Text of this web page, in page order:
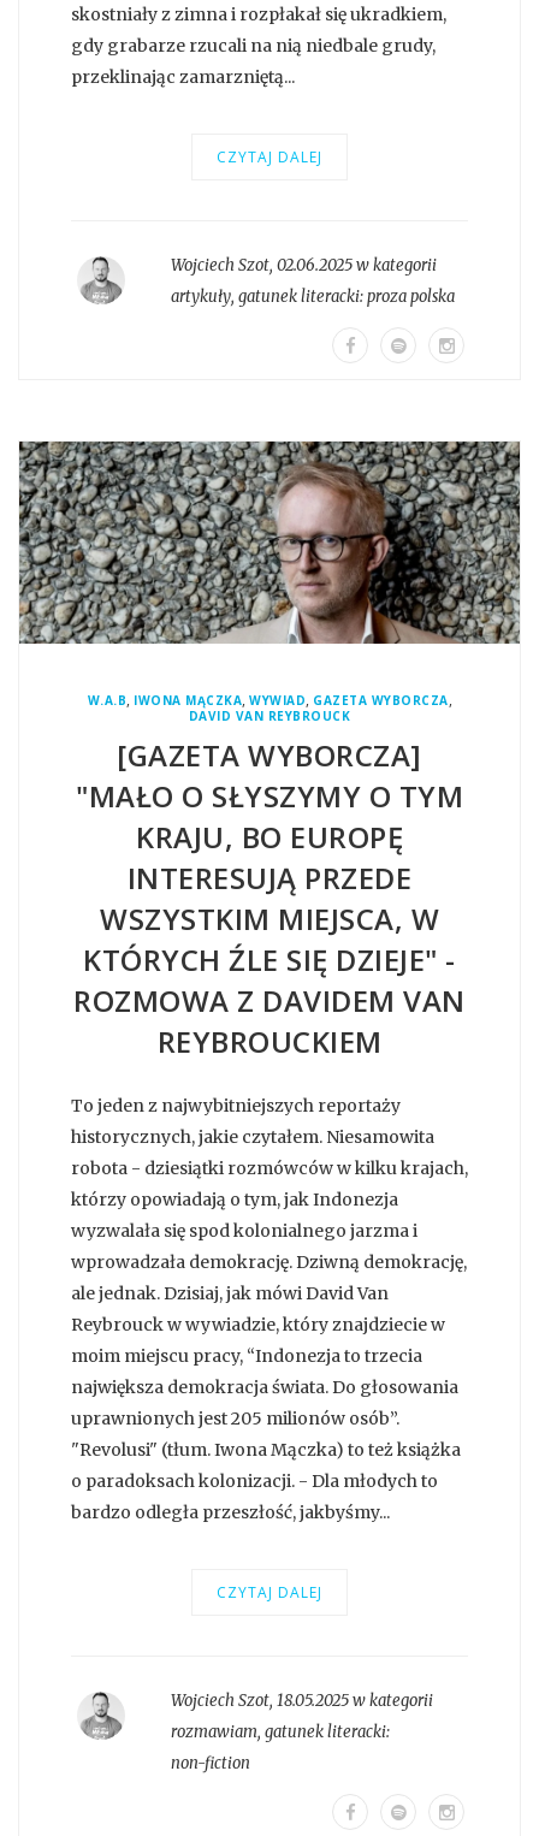
skostniały z zimna i rozpłakał się ukradkiem,
gdy grabarze rzucali na nią niedbale grudy,
przeklinając zamarzniętą...
CZYTAJ DALEJ
Wojciech Szot, 02.06.2025 w kategorii
artykuły, gatunek literacki:proza polska
W.A.B, IWONA MĄCZKA, WYWIAD, GAZETA WYBORCZA,
DAVID VAN REYBROUCK
[GAZETA WYBORCZA]
"MAŁO O SŁYSZYMY O TYM
KRAJU, BO EUROPĘ
INTERESUJĄ PRZEDE
WSZYSTKIM MIEJSCA, W
KTÓRYCH ŹLE SIĘ DZIEJE" -
ROZMOWA Z DAVIDEM VAN
REYBROUCKIEM
To jeden z najwybitniejszych reportaży
historycznych, jakie czytałem. Niesamowita
robota - dziesiątki rozmówców w kilku krajach,
którzy opowiadają o tym, jak Indonezja
wyzwalała się spod kolonialnego jarzma i
wprowadzała demokrację. Dziwną demokrację,
ale jednak. Dzisiaj, jak mówi David Van
Reybrouck w wywiadzie, który znajdziecie w
moim miejscu pracy, “Indonezja to trzecia
największa demokracja świata. Do głosowania
uprawnionych jest 205 milionów osób”.
"Revolusi" (tłum. Iwona Mączka) to też książka
o paradoksach kolonizacji. - Dla młodych to
bardzo odległa przeszłość, jakbyśmy...
CZYTAJ DALEJ
Wojciech Szot, 18.05.2025 w kategorii
rozmawiam, gatunek literacki:
non-fiction